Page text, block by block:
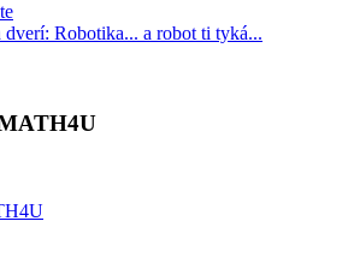
Robotika... a robot ti tyká...